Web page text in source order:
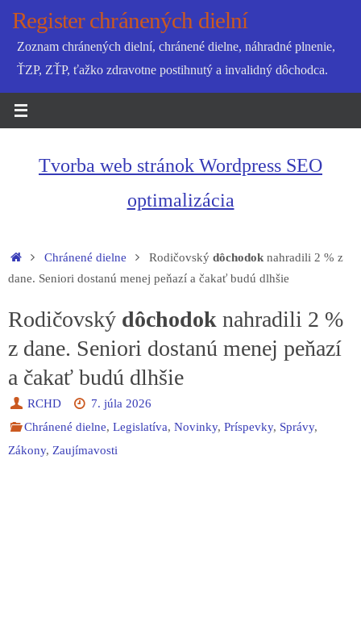
SkipRegister chránených dielní
Zoznam chránených dielní, chránené dielne, náhradné plnenie,
ŤZP, ZŤP, ťažko zdravotne postihnutý a invalidný dôchodca.
Tvorba web stránok Wordpress SEO
optimalizácia
HomeChránené dielne Rodičovskýdôchodok nahradili 2 % z
dane. Seniori dostanú menej peňazí a čakať budú dlhšie
Rodičovský dôchodok nahradili 2 %
z dane. Seniori dostanú menej peňazí
a čakať budú dlhšie
RCHD
7. júla 2026
Chránené dielne,Legislatíva,Novinky,Príspevky, Správy,
Zákony, Zaujímavosti